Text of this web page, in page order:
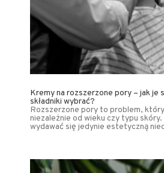
Kremy na rozszerzone pory – jak je
składniki wybrać?
Rozszerzone pory to problem,
niezależnie od wieku czy typu skóry.
wydawać się jedynie estetyczną